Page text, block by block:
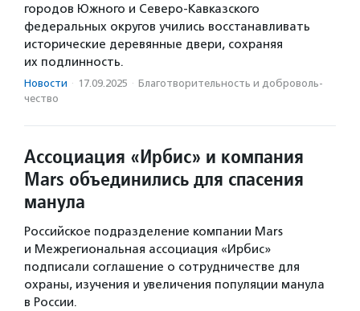
городов Южного и Северо-Кавказского
федеральных округов учились восстанавливать
исторические деревянные двери, сохраняя
их подлинность.
Новости · 17.09.2025 · Благотвори­тель­ность и доброволь­
чест­во
Ассоциация «Ирбис» и компания
Mars объединились для спасения
манула
Российское подразделение компании Mars
и Межрегиональная ассоциация «Ирбис»
подписали соглашение о сотрудничестве для
охраны, изучения и увеличения популяции манула
в России.